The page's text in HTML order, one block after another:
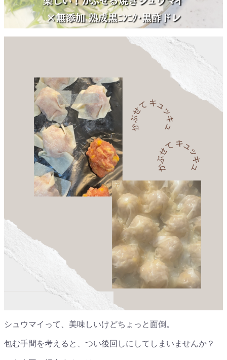
シュウマイって、美味しいけどちょっと面倒。
包む手間を考えると、つい後回しにしてしまいませんか？